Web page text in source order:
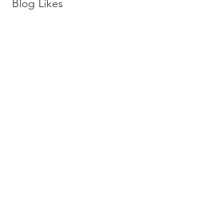
Blog Likes